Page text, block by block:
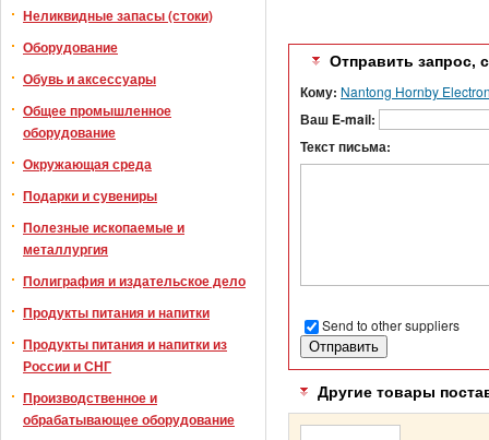
Неликвидные запасы (стоки)
Оборудование
Обувь и аксессуары
Общее промышленное
оборудование
Окружающая среда
Подарки и сувениры
Полезные ископаемые и
металлургия
Полиграфия и издательское дело
Продукты питания и напитки
Продукты питания и напитки из
России и СНГ
Производственное и
обрабатывающее оборудование
Отправить запрос,
Кому: Nantong Hornby
Ваш E-mail:
Текст письма:
Send to other suppliers
Другие товары